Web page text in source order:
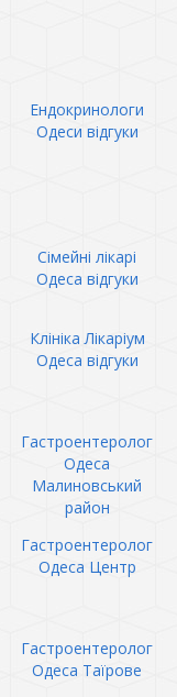
Ендокринологи
Одеси відгуки
Сімейні лікарі
Одеса відгуки
Клініка Лікаріум
Одеса відгуки
Гастроентеролог
Одеса
Малиновський
район
Гастроентеролог
Одеса Центр
Гастроентеролог
Одеса Таїрове